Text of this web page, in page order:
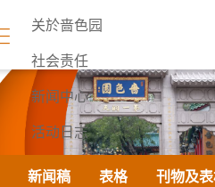
关於啬色园
社会责任
新闻中心
活动日志
联络我们
新闻稿 表格 刊物及